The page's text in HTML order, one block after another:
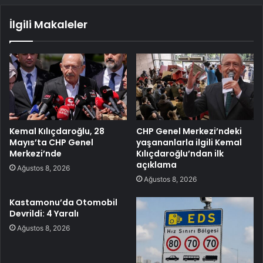
İlgili Makaleler
Kemal Kılıçdaroğlu, 28
Mayıs’ta CHP Genel
Merkezi’nde
Ağustos 8, 2026
CHP Genel Merkezi’ndeki
yaşananlarla ilgili Kemal
Kılıçdaroğlu’ndan ilk
açıklama
Ağustos 8, 2026
Kastamonu’da Otomobil
Devrildi: 4 Yaralı
Ağustos 8, 2026